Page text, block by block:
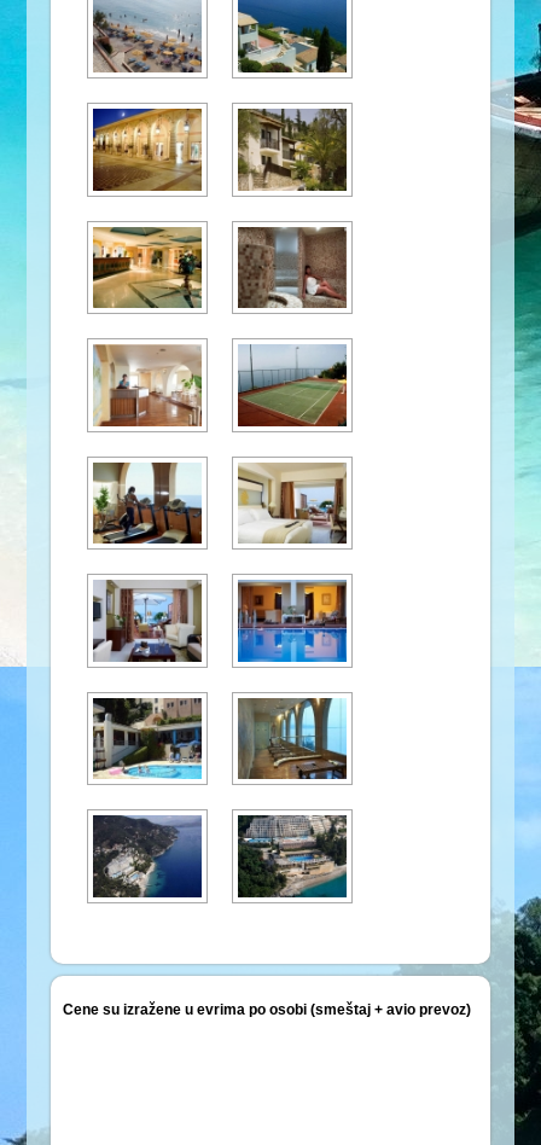
Cene su izražene u evrima po osobi (smeštaj + avio prevoz)